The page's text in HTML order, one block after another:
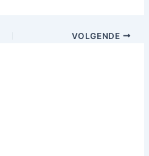
VOLGENDE